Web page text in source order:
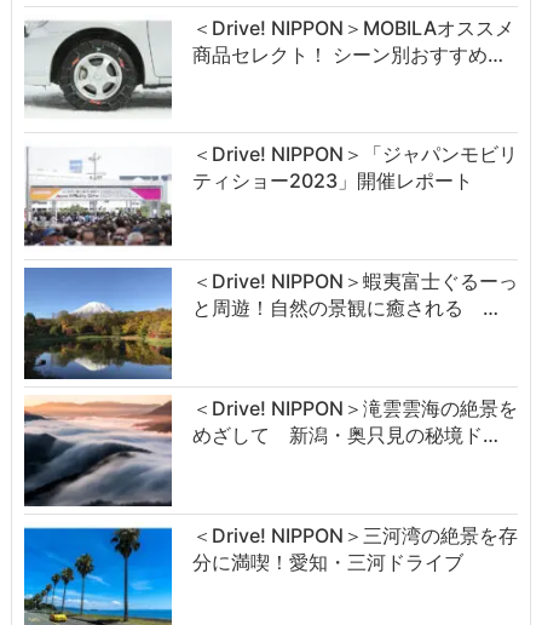
＜Drive! NIPPON＞MOBILAオススメ
商品セレクト！ シーン別おすすめ…
＜Drive! NIPPON＞「ジャパンモビリ
ティショー2023」開催レポート
＜Drive! NIPPON＞蝦夷富士ぐるーっ
と周遊！自然の景観に癒される …
＜Drive! NIPPON＞滝雲雲海の絶景を
めざして 新潟・奥只見の秘境ド…
＜Drive! NIPPON＞三河湾の絶景を存
分に満喫！愛知・三河ドライブ